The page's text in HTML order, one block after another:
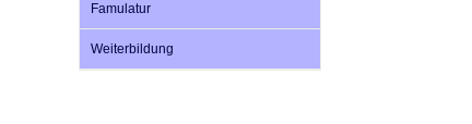
Famulatur
Weiterbildung